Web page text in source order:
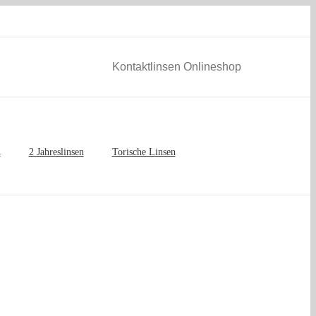
Kontaktlinsen Onlineshop
2 Jahreslinsen Torische Linsen